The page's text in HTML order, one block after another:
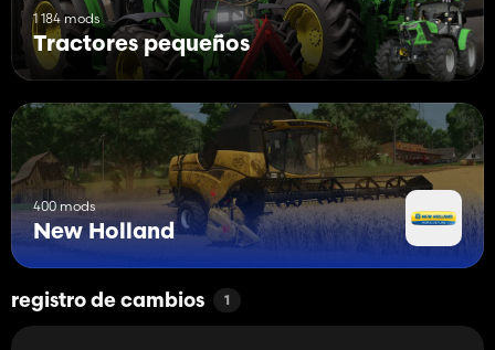
1 184 mods
Tractores pequeños
400 mods
New Holland
registro de cambios 1